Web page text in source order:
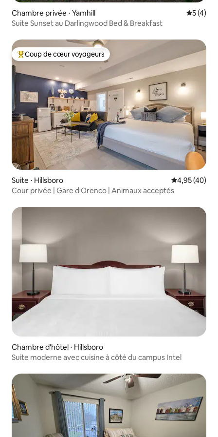
Chambre privée ⋅ Yamhill
5 (4)
Suite Sunset au Darlingwood Bed & Breakfast
Coups de cœur voyageurs les plus appréciés
Coup de cœur voyageurs
Suite ⋅ Hillsboro Évaluation
4,95 (40)
Cour privée | Gare d'Orenco | Animaux acceptés
Chambre d'hôtel ⋅ Hillsboro
Suite moderne avec cuisine à côté du campus Intel